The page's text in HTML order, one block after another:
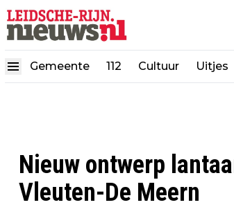
Gemeente 112 Cultuur Uitjes
Nieuw ontwerp
Vleuten-De Meern